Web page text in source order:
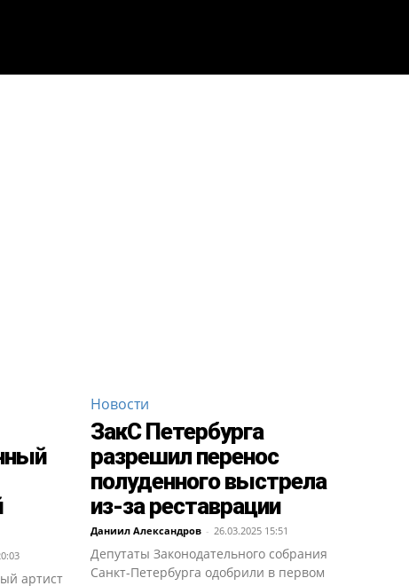
артист
Новости
ЗакС Петербурга
разрешил перенос
полуденного выстрела
из-за реставрации
Даниил Александров - 26.03.2025 15:51
Депутаты Законодательного собрания
Санкт-Петербурга одобрили в первом